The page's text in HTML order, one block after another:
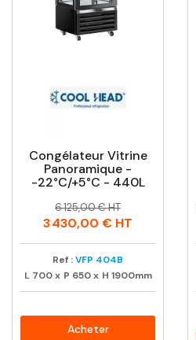
Congélateur Vitrine
Panoramique -
-22°C/+5°C - 440L
Prix
Prix
habituel
6 125,00 € HT
3 430,00 € HT
Ref :VFP 404B
L 700 x P 650 x H 1900mm
Acheter